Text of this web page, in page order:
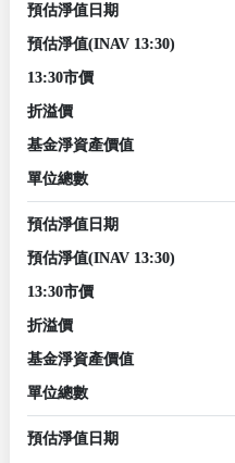
預估淨值日期
預估淨值(INAV 13:30)
13:30市價
折溢價
基金淨資產價值
單位總數
預估淨值日期
預估淨值(INAV 13:30)
13:30市價
折溢價
基金淨資產價值
單位總數
預估淨值日期